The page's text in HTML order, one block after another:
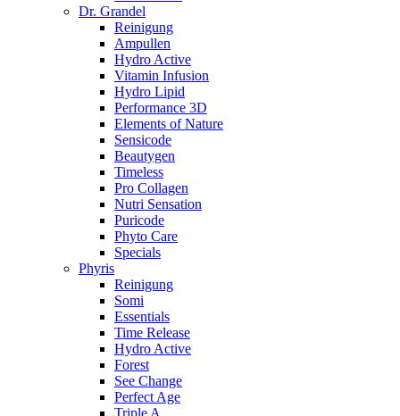
Dr. Grandel
Reinigung
Ampullen
Hydro Active
Vitamin Infusion
Hydro Lipid
Performance 3D
Elements of Nature
Sensicode
Beautygen
Timeless
Pro Collagen
Nutri Sensation
Puricode
Phyto Care
Specials
Phyris
Reinigung
Somi
Essentials
Time Release
Hydro Active
Forest
See Change
Perfect Age
Triple A